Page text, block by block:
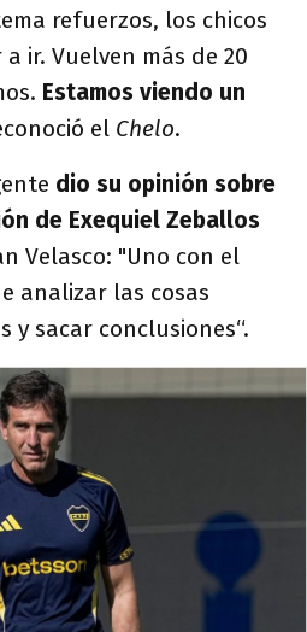
refuerzos, los chicos
ir. Vuelven más de 20
Estamos viendo un
el Chelo.
dio su opinión sobre
de Exequiel Zeballos
Velasco: "Uno con el
analizar las cosas
sacar conclusiones“.